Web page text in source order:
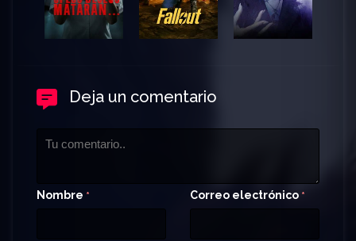
Deja un comentario
Nombre * Correo electrónico *